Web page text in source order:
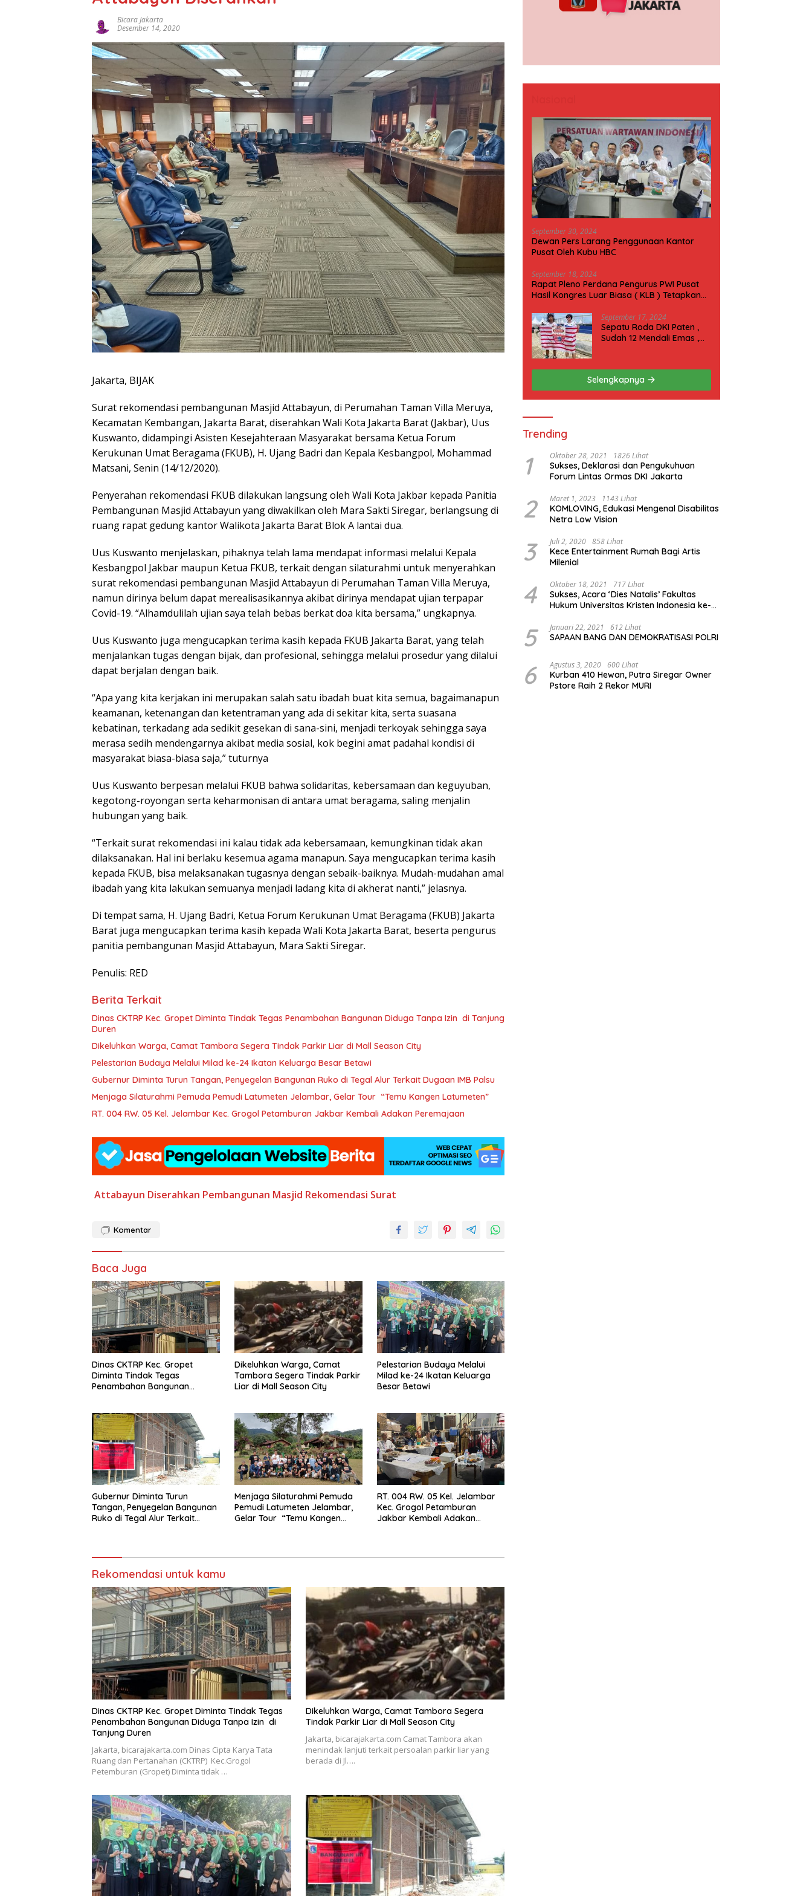
Bicara Jakarta
Desember 14, 2020
Jakarta, BIJAK
Surat rekomendasi pembangunan Masjid Attabayun, di Perumahan Taman Villa Meruya,
Kecamatan Kembangan, Jakarta Barat, diserahkan Wali Kota Jakarta Barat (Jakbar), Uus
Kuswanto, didampingi Asisten Kesejahteraan Masyarakat bersama Ketua Forum
Kerukunan Umat Beragama (FKUB), H. Ujang Badri dan Kepala Kesbangpol, Mohammad
Matsani, Senin (14/12/2020).
Penyerahan rekomendasi FKUB dilakukan langsung oleh Wali Kota Jakbar kepada Panitia
Pembangunan Masjid Attabayun yang diwakilkan oleh Mara Sakti Siregar, berlangsung di
ruang rapat gedung kantor Walikota Jakarta Barat Blok A lantai dua.
Uus Kuswanto menjelaskan, pihaknya telah lama mendapat informasi melalui Kepala
Kesbangpol Jakbar maupun Ketua FKUB, terkait dengan silaturahmi untuk menyerahkan
surat rekomendasi pembangunan Masjid Attabayun di Perumahan Taman Villa Meruya,
namun dirinya belum dapat merealisasikannya akibat dirinya mendapat ujian terpapar
Covid-19. “Alhamdulilah ujian saya telah bebas berkat doa kita bersama,” ungkapnya.
Uus Kuswanto juga mengucapkan terima kasih kepada FKUB Jakarta Barat, yang telah
menjalankan tugas dengan bijak, dan profesional, sehingga melalui prosedur yang dilalui
dapat berjalan dengan baik.
“Apa yang kita kerjakan ini merupakan salah satu ibadah buat kita semua, bagaimanapun
keamanan, ketenangan dan ketentraman yang ada di sekitar kita, serta suasana
kebatinan, terkadang ada sedikit gesekan di sana-sini, menjadi terkoyak sehingga saya
merasa sedih mendengarnya akibat media sosial, kok begini amat padahal kondisi di
masyarakat biasa-biasa saja,” tuturnya
Uus Kuswanto berpesan melalui FKUB bahwa solidaritas, kebersamaan dan keguyuban,
kegotong-royongan serta keharmonisan di antara umat beragama, saling menjalin
hubungan yang baik.
“Terkait surat rekomendasi ini kalau tidak ada kebersamaan, kemungkinan tidak akan
dilaksanakan. Hal ini berlaku kesemua agama manapun. Saya mengucapkan terima kasih
kepada FKUB, bisa melaksanakan tugasnya dengan sebaik-baiknya. Mudah-mudahan amal
ibadah yang kita lakukan semuanya menjadi ladang kita di akherat nanti,” jelasnya.
Di tempat sama, H. Ujang Badri, Ketua Forum Kerukunan Umat Beragama (FKUB) Jakarta
Barat juga mengucapkan terima kasih kepada Wali Kota Jakarta Barat, beserta pengurus
panitia pembangunan Masjid Attabayun, Mara Sakti Siregar.
Penulis: RED
Berita Terkait
Dinas CKTRP Kec. Gropet Diminta Tindak Tegas Penambahan Bangunan Diduga Tanpa Izin di Tanjung
Duren
Dikeluhkan Warga, Camat Tambora Segera Tindak Parkir Liar di Mall Season City
Pelestarian Budaya Melalui Milad ke-24 Ikatan Keluarga Besar Betawi
Gubernur Diminta Turun Tangan, Penyegelan Bangunan Ruko di Tegal Alur Terkait Dugaan IMB Palsu
Menjaga Silaturahmi Pemuda Pemudi Latumeten Jelambar, Gelar Tour “Temu Kangen Latumeten”
RT. 004 RW. 05 Kel. Jelambar Kec. Grogol Petamburan Jakbar Kembali Adakan Peremajaan
Attabayun Diserahkan Pembangunan Masjid Rekomendasi Surat
Komentar
Baca Juga
Dinas CKTRP Kec. Gropet
Diminta Tindak Tegas
Penambahan Bangunan
Dikeluhkan Warga, Camat
Tambora Segera Tindak Parkir
Liar di Mall Season City
Pelestarian Budaya Melalui
Milad ke-24 Ikatan Keluarga
Besar Betawi
Gubernur Diminta Turun
Tangan, Penyegelan Bangunan
Ruko di Tegal Alur Terkait
Menjaga Silaturahmi Pemuda
Pemudi Latumeten Jelambar,
Gelar Tour “Temu Kangen
RT. 004 RW. 05 Kel. Jelambar
Kec. Grogol Petamburan
Jakbar Kembali Adakan
Rekomendasi untuk kamu
Dinas CKTRP Kec. Gropet Diminta Tindak Tegas
Penambahan Bangunan Diduga Tanpa Izin di
Tanjung Duren
Jakarta, bicarajakarta.com Dinas Cipta Karya Tata
Ruang dan Pertanahan (CKTRP) Kec.Grogol
Petemburan (Gropet) Diminta tidak …
Dikeluhkan Warga, Camat Tambora Segera
Tindak Parkir Liar di Mall Season City
Jakarta, bicarajakarta.com Camat Tambora akan
menindak lanjuti terkait persoalan parkir liar yang
berada di Jl….
September 30, 2024
Dewan Pers Larang Penggunaan Kantor
Pusat Oleh Kubu HBC
September 18, 2024
Rapat Pleno Perdana Pengurus PWI Pusat
Hasil Kongres Luar Biasa ( KLB ) Tetapkan
September 17, 2024
Sepatu Roda DKI Paten ,
Sudah 12 Mendali Emas ,
Selengkapnya
Trending
1 Oktober 28, 2021 1826 Lihat
Sukses, Deklarasi dan Pengukuhuan
Forum Lintas Ormas DKI Jakarta
2 Maret 1, 2023 1143 Lihat
KOMLOVING, Edukasi Mengenal Disabilitas
Netra Low Vision
3 Juli 2, 2020 858 Lihat
Kece Entertainment Rumah Bagi Artis
Milenial
4 Oktober 18, 2021 717 Lihat
Sukses, Acara ‘Dies Natalis’ Fakultas
Hukum Universitas Kristen Indonesia ke-
5 Januari 22, 2021 612 Lihat
SAPAAN BANG DAN DEMOKRATISASI POLRI
6 Agustus 3, 2020 600 Lihat
Kurban 410 Hewan, Putra Siregar Owner
Pstore Raih 2 Rekor MURI